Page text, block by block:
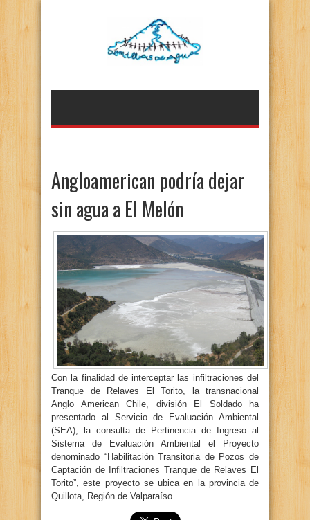
Angloamerican podría dejar
sin agua a El Melón
Con la finalidad de interceptar las infiltraciones del
Tranque de Relaves El Torito, la transnacional
Anglo American Chile, división El Soldado ha
presentado al Servicio de Evaluación Ambiental
(SEA), la consulta de Pertinencia de Ingreso al
Sistema de Evaluación Ambiental el Proyecto
denominado “Habilitación Transitoria de Pozos de
Captación de Infiltraciones Tranque de Relaves El
Torito”, este proyecto se ubica en la provincia de
Quillota, Región de Valparaíso.